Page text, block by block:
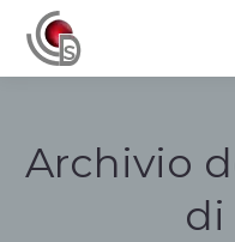
Archivio
di